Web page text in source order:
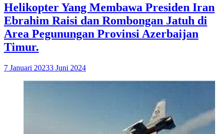
Helikopter Yang Membawa Presiden Iran
Ebrahim Raisi dan Rombongan Jatuh di
Area Pegunungan Provinsi Azerbaijan
Timur.
7 Januari 20233 Juni 2024